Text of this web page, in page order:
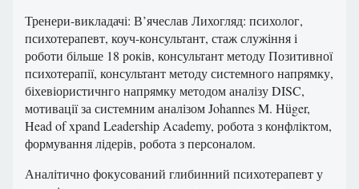
Тренери-викладачі: В’ячеслав Лихогляд: психолог,
психотерапевт, коуч-консультант, стаж служіння і
роботи більше 18 років, консультант методу Позитивної
психотерапії, консультант методу системного напрямку,
біхевіористичнго напрямку методом аналізу DISC,
мотивації за системним аналізом Johannes M. Hüger,
Head of xpand Leadership Academy, робота з конфліктом,
формування лідерів, робота з персоналом.
Аналітично фокусований глибинний психотерапевт у